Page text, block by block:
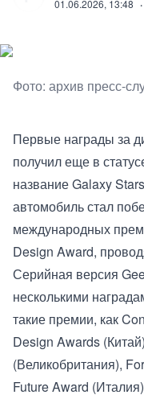
01.06.2026, 13:48 ·
Фото: архив пресс-
Первые награды за
получил еще в
название Galaxy
автомобиль стал
международных
Design Award,
Серийная версия
несколькими
такие премии, как
Design Awards
(Великобритания),
Future Award